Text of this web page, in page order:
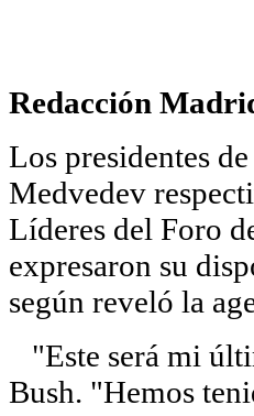
Redacción
Los presidentes
Medvedev
Líderes del Foro
expresaron su
según reveló la
"Este será mi
Bush. "Hemos